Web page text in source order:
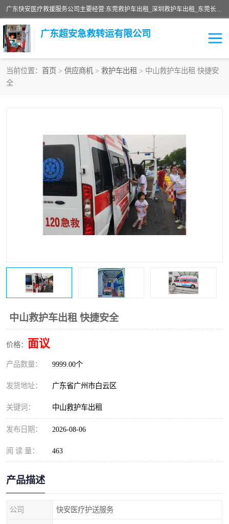
广东快安医疗救援服务公司主要经营:东莞救护车出租_深圳救护车出租_东莞长途救护车出租-深圳长途救护车出租等业务。提供救护车出租服务和长途救护车转接病人。响应及时，服务周到。
广东超安急救转运有限公司
当前位置： 首页 > 供应商机 > 救护车出租 > 中山救护车出租 快捷安
全
中山救护车出租 快捷安全
价格： 面议
产品数量： 9999.00个
发货地址： 广东省广州市白云区
关键词： 中山救护车出租
发布日期： 2026-08-06
阅 读 量： 463
产品描述
公司 快安医疗护送服务
急救车出租 保障救护车出租
跨省救护车租赁 跨省救护车出租
私人救护车出租
长途救护车出租